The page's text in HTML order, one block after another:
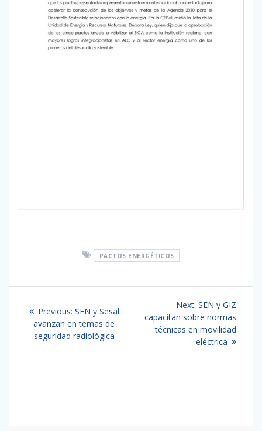
PACTOS ENERGÉTICOS
entradas
Previous: Previous
post:
SEN y Sesal
avanzan en temas de
seguridad radiológica
Next: Next
post:
SEN y GIZ
capacitan sobre normas
técnicas en movilidad
eléctrica